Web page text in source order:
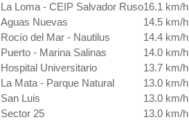
La Loma - CEIP Salvador Ruso16.1 km/h
Aguas Nuevas
14.5 km/h
Rocío del Mar - Nautilus
14.4 km/h
Puerto - Marina Salinas
14.0 km/h
Hospital Universitario
13.7 km/h
La Mata - Parque Natural
13.0 km/h
San Luis
13.0 km/h
Sector 25
13.0 km/h